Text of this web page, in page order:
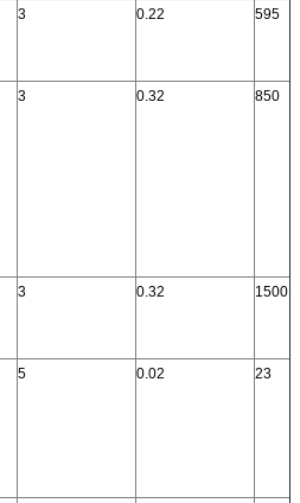
3 0.22 595
3 0.32 850
3 0.32 1500
5 0.02 23